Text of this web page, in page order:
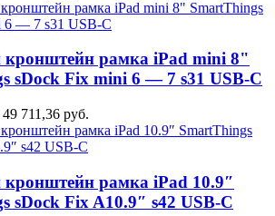
кронштейн рамка iPad mini 8"
sDock Fix mini 6 — 7 s31 USB-C
49 711,36 руб.
рамка iPad 10.9″
sDock Fix A10.9″ s42 USB-C